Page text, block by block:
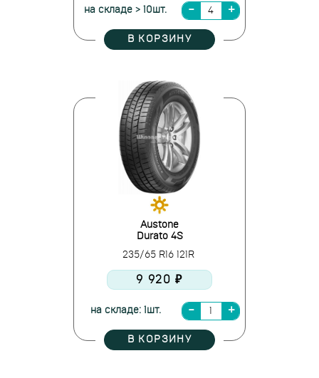
на складе > 10шт.
В КОРЗИНУ
Austone
Durato 4S
235/65 R16 121R
9 920 ₽
на складе: 1шт.
В КОРЗИНУ